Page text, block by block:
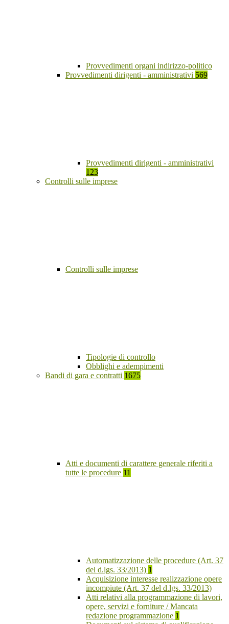
Provvedimenti organi indirizzo-politico
Provvedimenti dirigenti - amministrativi 569
Provvedimenti dirigenti - amministrativi
123
Controlli sulle imprese
Controlli sulle imprese
Tipologie di controllo
Obblighi e adempimenti
Bandi di gara e contratti 1675
Atti e documenti di carattere generale riferiti a
tutte le procedure 11
Automatizzazione delle procedure (Art. 37
del d.lgs. 33/2013) 1
Acquisizione interesse realizzazione opere
incompiute (Art. 37 del d.lgs. 33/2013)
Atti relativi alla programmazione di lavori,
opere, servizi e forniture / Mancata
redazione programmazione 1